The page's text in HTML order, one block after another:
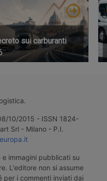
sui carburanti
10/2015 - ISSN 1824-
Srl - Milano - P.I.
immagini pubblicati su
L'editore non si assume
per i commenti inviati dai